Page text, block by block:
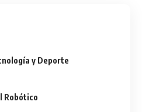
y Deporte
Robótico